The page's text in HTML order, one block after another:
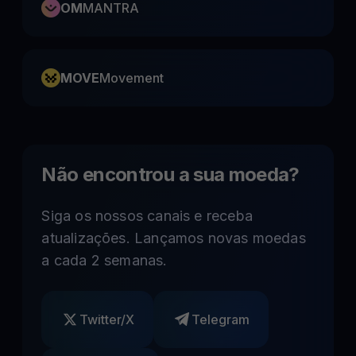
OMMANTRA
MOVEMovement
Não encontrou a sua moeda?
Siga os nossos canais e receba
atualizações. Lançamos novas moedas
a cada 2 semanas.
Twitter/X Telegram